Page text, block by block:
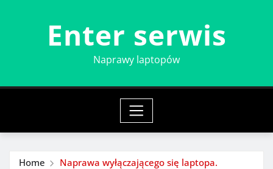
Enter serwis
Naprawy laptopów
Home Naprawa wyłączającego się laptopa.